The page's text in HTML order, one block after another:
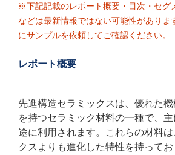
※下記記載のレポート概要・目次・セグ
などは最新情報ではない可能性がありま
にサンプルを依頼してご確認ください。
レポート概要
先進構造セラミックスは、優れた
を持つセラミック材料の一種で、
途に利用されます。これらの材料
クスよりも進化した特性を持って